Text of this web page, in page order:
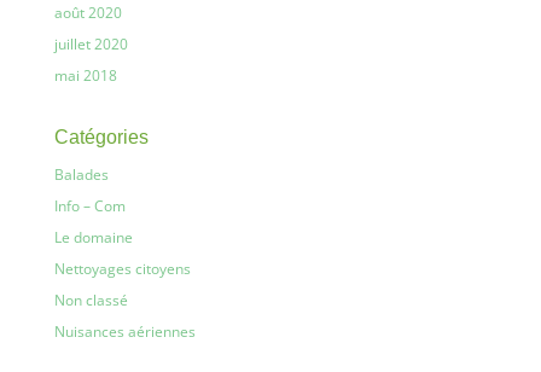
août 2020
juillet 2020
mai 2018
Catégories
Balades
Info – Com
Le domaine
Nettoyages citoyens
Non classé
Nuisances aériennes